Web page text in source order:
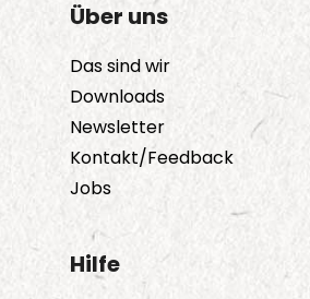
Über uns
Das sind wir
Downloads
Newsletter
Kontakt/Feedback
Jobs
Hilfe